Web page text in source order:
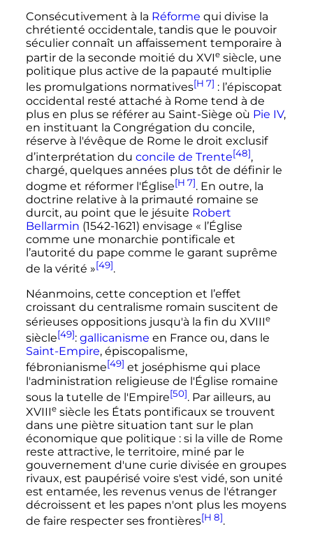
Consécutivement à la Réforme qui divise la
chrétienté occidentale, tandis que le pouvoir
séculier connaît un affaissement temporaire à
partir de la seconde moitié du XVIe siècle, une
politique plus active de la papauté multiplie
les promulgations normatives[H 7] : l’épiscopat
occidental resté attaché à Rome tend à de
plus en plus se référer au Saint-Siège où Pie IV,
en instituant la Congrégation du concile,
réserve à l'évêque de Rome le droit exclusif
d’interprétation du concile de Trente[48],
chargé, quelques années plus tôt de définir le
dogme et réformer l'Église[H 7]. En outre, la
doctrine relative à la primauté romaine se
durcit, au point que le jésuite Robert
Bellarmin (1542-1621) envisage « l’Église
comme une monarchie pontificale et
l’autorité du pape comme le garant suprême
de la vérité »[49].
Néanmoins, cette conception et l’effet
croissant du centralisme romain suscitent de
sérieuses oppositions jusqu'à la fin du XVIIIe
siècle[49]: gallicanisme en France ou, dans le
Saint-Empire, épiscopalisme,
fébronianisme[49] et joséphisme qui place
l'administration religieuse de l'Église romaine
sous la tutelle de l'Empire[50]. Par ailleurs, au
XVIIIe siècle les États pontificaux se trouvent
dans une piètre situation tant sur le plan
économique que politique : si la ville de Rome
reste attractive, le territoire, miné par le
gouvernement d'une curie divisée en groupes
rivaux, est paupérisé voire s'est vidé, son unité
est entamée, les revenus venus de l'étranger
décroissent et les papes n'ont plus les moyens
de faire respecter ses frontières[H 8].